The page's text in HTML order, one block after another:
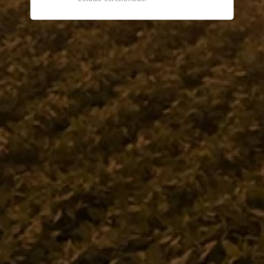
Descrição Especificações
Anel
Institucional
Dúvidas
Telefone
0800 772 2100
WhatsApp (Somente Mensagens)
14 98144 1403
Segunda à sexta das 07:15 às 11:30
e das 13:00 às 17:18 horas
Envie um e-mail